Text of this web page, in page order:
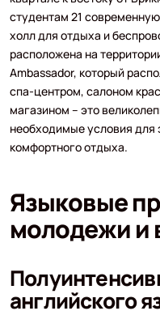
студентам 21
холл для отдыха и
расположена на
Ambassador, который
спа-центром, салоном
магазином – это
необходимые условия для
комфортного отдыха.
Языковые
молодежи и
английского